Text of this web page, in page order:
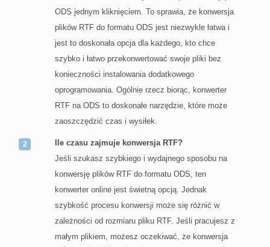
ODS jednym kliknięciem. To sprawia, że konwersja
plików RTF do formatu ODS jest niezwykle łatwa i
jest to doskonała opcja dla każdego, kto chce
szybko i łatwo przekonwertować swoje pliki bez
konieczności instalowania dodatkowego
oprogramowania. Ogólnie rzecz biorąc, konwerter
RTF na ODS to doskonałe narzędzie, które może
zaoszczędzić czas i wysiłek.
Ile czasu zajmuje konwersja RTF?
Jeśli szukasz szybkiego i wydajnego sposobu na
konwersję plików RTF do formatu ODS, ten
konwerter online jest świetną opcją. Jednak
szybkość procesu konwersji może się różnić w
zależności od rozmiaru pliku RTF. Jeśli pracujesz z
małym plikiem, możesz oczekiwać, że konwersja